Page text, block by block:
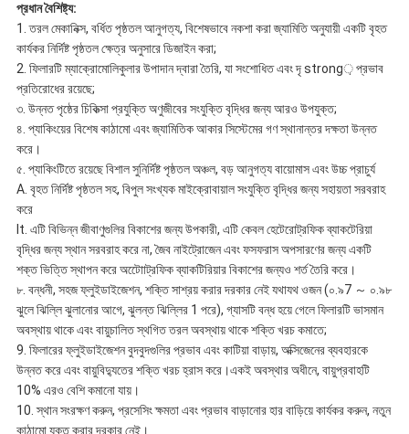
প্রধান বৈশিষ্ট্য:
1. তরল মেকানিক্স, বর্ধিত পৃষ্ঠতল আনুগত্য, বিশেষভাবে নকশা করা জ্যামিতি অনুযায়ী একটি বৃহত
কার্যকর নির্দিষ্ট পৃষ্ঠতল ক্ষেত্র অনুসারে ডিজাইন করা;
2. ফিলারটি ম্যাক্রোমোলিকুলার উপাদান দ্বারা তৈরি, যা সংশোধিত এবং দৃ strong় প্রভাব
প্রতিরোধের রয়েছে;
৩. উন্নত পৃষ্ঠের চিকিত্সা প্রযুক্তি অণুজীবের সংযুক্তি বৃদ্ধির জন্য আরও উপযুক্ত;
৪. প্যাকিংয়ের বিশেষ কাঠামো এবং জ্যামিতিক আকার সিস্টেমের গণ স্থানান্তর দক্ষতা উন্নত
করে।
৫. প্যাকিংটিতে রয়েছে বিশাল সুনির্দিষ্ট পৃষ্ঠতল অঞ্চল, বড় আনুগত্য বায়োমাস এবং উচ্চ প্রাচুর্য
A. বৃহত নির্দিষ্ট পৃষ্ঠতল সহ, বিপুল সংখ্যক মাইক্রোবায়াল সংযুক্তি বৃদ্ধির জন্য সহায়তা সরবরাহ
করে
It. এটি বিভিন্ন জীবাণুগুলির বিকাশের জন্য উপকারী, এটি কেবল হেটেরোট্রফিক ব্যাকটেরিয়া
বৃদ্ধির জন্য স্থান সরবরাহ করে না, জৈব নাইট্রোজেন এবং ফসফরাস অপসারণের জন্য একটি
শক্ত ভিত্তি স্থাপন করে অটোোট্রফিক ব্যাকটিরিয়ার বিকাশের জন্যও শর্ত তৈরি করে।
৮. বন্ধনী, সহজ ফ্লুইডাইজেশন, শক্তি সাশ্রয় করার দরকার নেই যথাযথ ওজন (০.৯7 ～ ০.৯৮
ঝুলে ঝিল্লি ঝুলানোর আগে, ঝুলন্ত ঝিল্লির 1 পরে), গ্যাসটি বন্ধ হয়ে গেলে ফিলারটি ভাসমান
অবস্থায় থাকে এবং বায়ুচালিত স্থগিত তরল অবস্থায় থাকে শক্তি খরচ কমাতে;
9. ফিলারের ফ্লুইডাইজেশন বুদবুদগুলির প্রভাব এবং কাটিয়া বাড়ায়, অক্সিজেনের ব্যবহারকে
উন্নত করে এবং বায়ুবিদ্যুতের শক্তি খরচ হ্রাস করে।একই অবস্থার অধীনে, বায়ুপ্রবাহটি
10% এরও বেশি কমানো যায়।
10. স্থান সংরক্ষণ করুন, প্রসেসিং ক্ষমতা এবং প্রভাব বাড়ানোর হার বাড়িয়ে কার্যকর করুন, নতুন
কাঠামো যুক্ত করার দরকার নেই।